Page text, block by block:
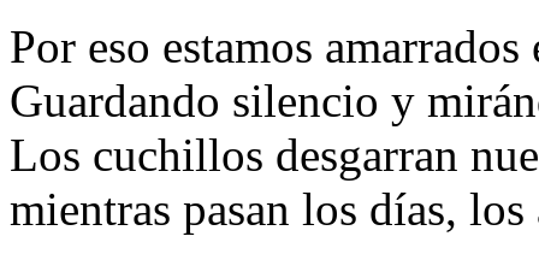
Por eso estamos
Guardando silencio y
Los cuchillos desgarran
mientras pasan los días,